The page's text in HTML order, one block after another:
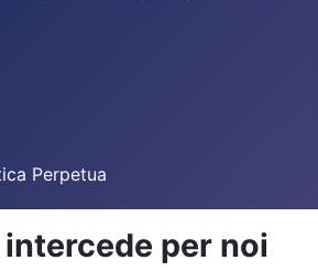
Perpetua
per noi